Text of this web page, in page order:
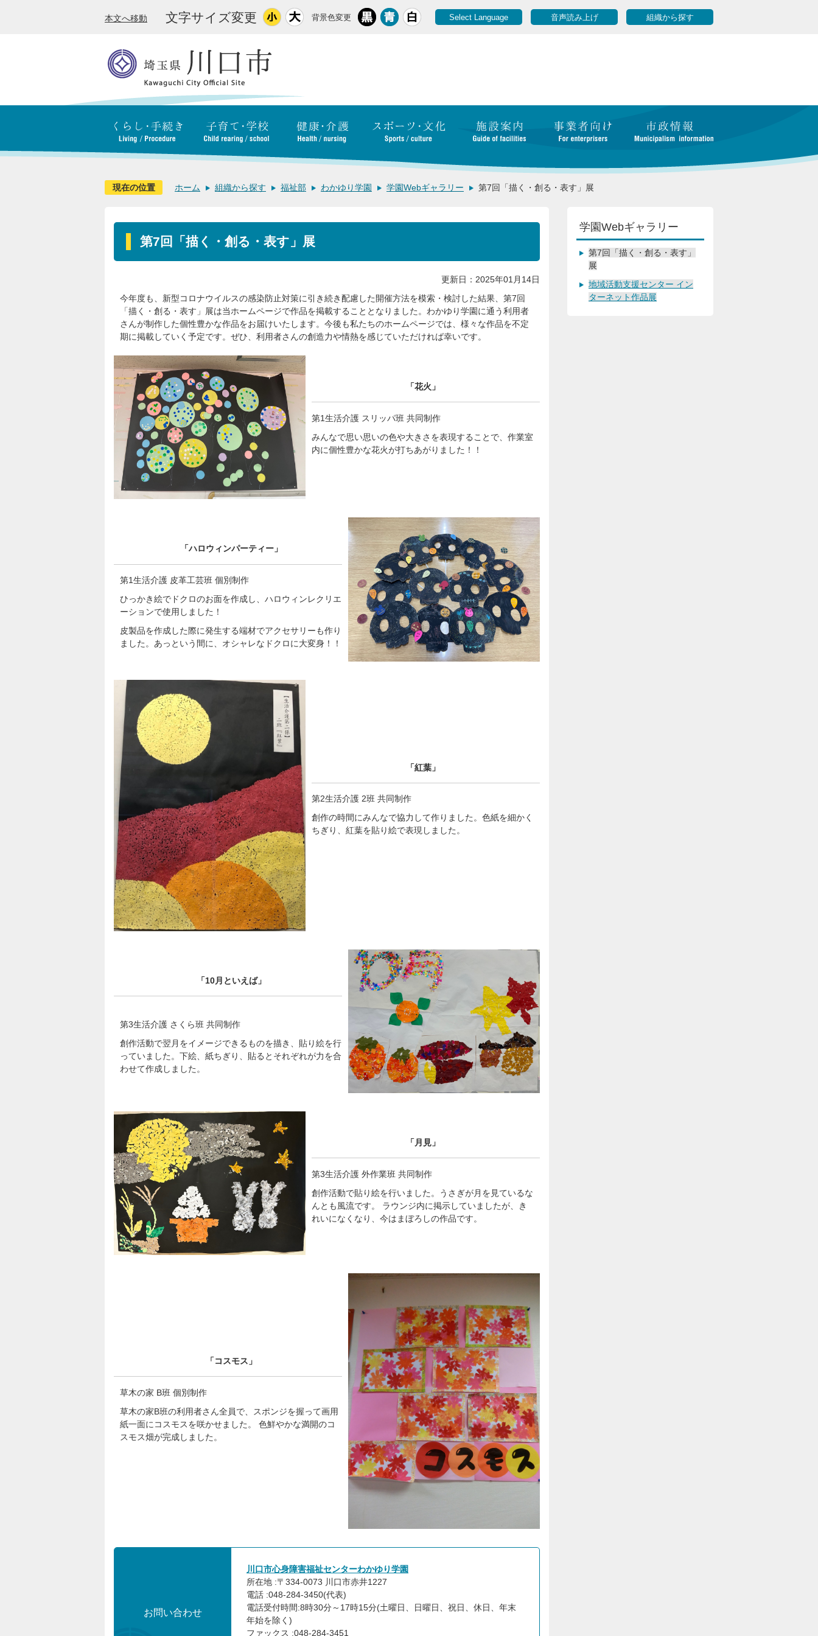
本文へ移動 文字サイズ変更 背景色変更 Select Language 音声読み上げ 組織から探す
現在の位置 ホーム 組織から探す 福祉部 わかゆり学園 学園Webギャラリー 第7回「描く・創る・表す」展
第7回「描く・創る・表す」展
更新日：2025年01月14日
今年度も、新型コロナウイルスの感染防止対策に引き続き配慮した開催方法を模索・検討した結果、第7回
「描く・創る・表す」展は当ホームページで作品を掲載することとなりました。わかゆり学園に通う利用者
さんが制作した個性豊かな作品をお届けいたします。今後も私たちのホームページでは、様々な作品を不定
期に掲載していく予定です。ぜひ、利用者さんの創造力や情熱を感じていただければ幸いです。
「花火」
第1生活介護 スリッパ班 共同制作
みんなで思い思いの色や大きさを表現することで、作業室
内に個性豊かな花火が打ちあがりました！！
「ハロウィンパーティー」
第1生活介護 皮革工芸班 個別制作
ひっかき絵でドクロのお面を作成し、ハロウィンレクリエ
ーションで使用しました！
皮製品を作成した際に発生する端材でアクセサリーも作り
ました。あっという間に、オシャレなドクロに大変身！！
「紅葉」
第2生活介護 2班 共同制作
創作の時間にみんなで協力して作りました。色紙を細かく
ちぎり、紅葉を貼り絵で表現しました。
「10月といえば」
第3生活介護 さくら班 共同制作
創作活動で翌月をイメージできるものを描き、貼り絵を行
っていました。下絵、紙ちぎり、貼るとそれぞれが力を合
わせて作成しました。
「月見」
第3生活介護 外作業班 共同制作
創作活動で貼り絵を行いました。うさぎが月を見ているな
んとも風流です。 ラウンジ内に掲示していましたが、き
れいになくなり、今はまぼろしの作品です。
「コスモス」
草木の家 B班 個別制作
草木の家B班の利用者さん全員で、スポンジを握って画用
紙一面にコスモスを咲かせました。 色鮮やかな満開のコ
スモス畑が完成しました。
お問い合わせ
川口市心身障害福祉センターわかゆり学園
所在地 :〒334-0073 川口市赤井1227
電話 :048-284-3450(代表)
電話受付時間:8時30分～17時15分(土曜日、日曜日、祝日、休日、年末
年始を除く)
ファックス :048-284-3451
学園Webギャラリー
第7回「描く・創る・表す」
展
地域活動支援センター イン
ターネット作品展